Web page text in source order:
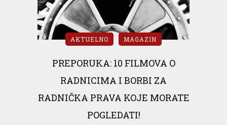
AKTUELNO MAGAZIN
PREPORUKA: 10 FILMOVA O
RADNICIMA I BORBI ZA
RADNIČKA PRAVA KOJE MORATE
POGLEDATI!